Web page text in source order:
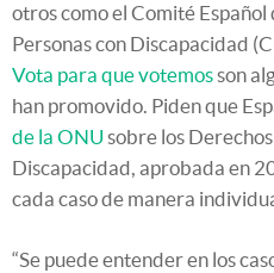
otros como el Comité
Personas con Discapacidad
Vota para que votemosson
han promovido. Piden que
de la ONU sobre los
Discapacidad, aprobada en
cada caso de manera
“Se puede entender en los